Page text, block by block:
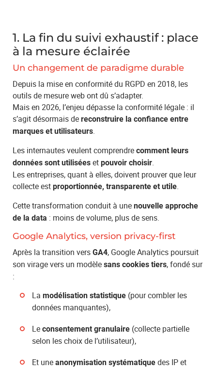
1. La fin du suivi exhaustif : place
à la mesure éclairée
Un changement de paradigme durable
Depuis la mise en conformité du RGPD en 2018, les
outils de mesure web ont dû s’adapter.
Mais en 2026, l’enjeu dépasse la conformité légale : il
s’agit désormais dereconstruire la confiance entre
marques et utilisateurs.
Les internautes veulent comprendrecomment leurs
données sont utilisées etpouvoir choisir.
Les entreprises, quant à elles, doivent prouver que leur
collecte estproportionnée, transparente et utile.
Cette transformation conduit à unenouvelle approche
de la data : moins de volume, plus de sens.
Google Analytics, version privacy-first
Après la transition versGA4, Google Analytics poursuit
son virage vers un modèlesans cookies tiers, fondé sur
:
Lamodélisation statistique (pour combler les
données manquantes),
Leconsentement granulaire (collecte partielle
selon les choix de l’utilisateur),
Et uneanonymisation systématique des IP et